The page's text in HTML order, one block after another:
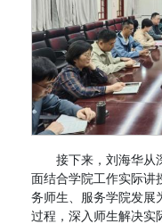
接下来，刘海华从
面结合学院工作实际讲
务师生、服务学院发展
过程，深入师生解决实